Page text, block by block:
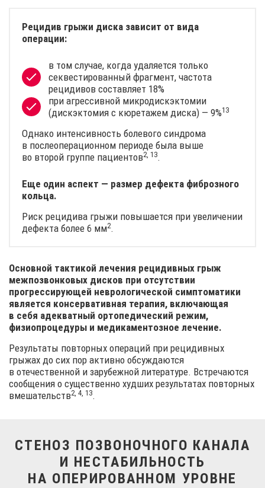
Рецидив грыжи диска зависит от вида
операции:
в том случае, когда удаляется только
секвестированный фрагмент, частота
рецидивов составляет 18%
при агрессивной микродискэктомии
(дискэктомия с кюретажем диска) — 9%13
Однако интенсивность болевого синдрома
в послеоперационном периоде была выше
во второй группе пациентов2, 13.
Еще один аспект — размер дефекта фиброзного
кольца.
Риск рецидива грыжи повышается при увеличении
дефекта более 6 мм2.
Основной тактикой лечения рецидивных грыж
межпозвонковых дисков при отсутствии
прогрессирующей неврологической симптоматики
является консервативная терапия, включающая
в себя адекватный ортопедический режим,
физиопроцедуры и медикаментозное лечение.
Результаты повторных операций при рецидивных
грыжах до сих пор активно обсуждаются
в отечественной и зарубежной литературе. Встречаются
сообщения о существенно худших результатах повторных
вмешательств2, 4, 13.
СТЕНОЗ ПОЗВОНОЧНОГО КАНАЛА
И НЕСТАБИЛЬНОСТЬ
НА ОПЕРИРОВАННОМ УРОВНЕ